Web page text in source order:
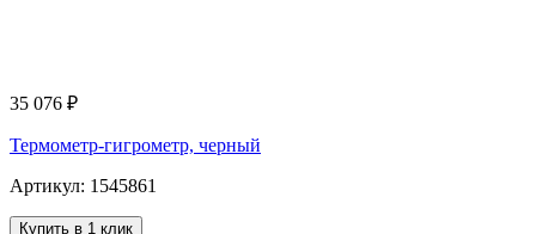
35 076 ₽
Термометр-гигрометр, черный
Артикул: 1545861
Купить в 1 клик